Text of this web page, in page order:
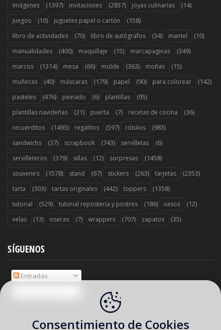
imágenes (1397) invitaciones (2837) joyas culinarias (14)
juegos (10) juguetes papel o cartón (158)
libro de actividades (70) libro de autógrafos (34) mantel (10)
manualidades (400) maquillaje (15) marcapaginas (349)
marcos (1314) mesa (66) molde (363) moñas (15)
muñecas (40) máscaras (179) papel (90) para colorear (142)
pasteles (476) peinado (6) plantillas (95)
plantillas navideñas (21) puerta (7) recetas de cocina (36)
recuerditos (1493) regalitos (597) rótulos (983)
sandwichs (37) scrapbook (743) servilletas (6)
servilleteros (379) sillas (12) sorpresas (1458)
souvenirs (1578) stand (67) stickers (263) tarjetas (2353)
tarta (303) tartas originales (442) toppers (1358)
tutorial (529) tutorial reposteria y postres (186) vasos (12)
velas (13) viseras (7) wrappers (707) zapatos (35)
SÍGUENOS
Entradas
Consentimiento de Cookies